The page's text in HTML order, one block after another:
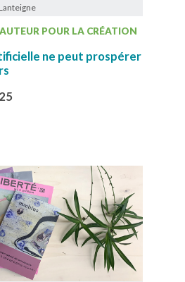
POUR LA CRÉATION
ne peut prospérer